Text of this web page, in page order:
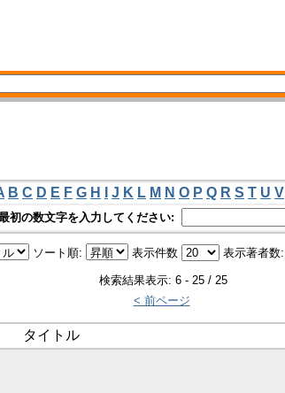
B C D E F G H J K L M N O P Q R S T U V
初の数文字を入力してください:
ソート順: 表示件数 表示著者数:
検索結果表示: 6 - 25 / 25
< 前ページ
タイトル